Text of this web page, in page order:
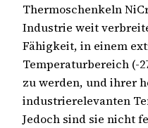
Thermoschenkeln
Industrie weit
Fähigkeit, in einem
Temperaturbereich (-
zu werden, und ihrer
industrierelevanten
Jedoch sind sie nicht